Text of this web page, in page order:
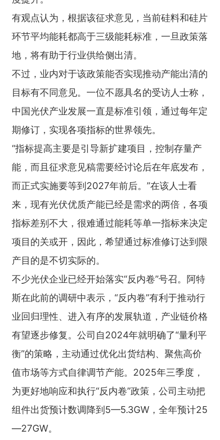
有观点认为，根据该征求意见，当前硅料和硅片
环节平均能耗都高于三级能耗标准，一旦政策落
地，将有助于行业供给侧出清。
不过，业内对于该政策能否实现推动产能出清的
目标有不同意见。一位不愿具名的受访人士称，
中国光伏产业发展一直是标准引领，通过每年定
期修订，实现各项指标的世界领先。
“指标提高主要是引导新扩建项目，控制存量产
能，而且征求意见稿需要经讨论后在年底发布，
而正式实施要等到2027年前后。”在该人士看
来，现有光伏优质产能已经是需求的两倍，各项
指标差别不大，很难通过能耗等单一指标来决定
项目的关或开，因此，希望通过标准修订达到限
产目的是不切实际的。
不少光伏企业已经开始落实“反内卷”号召。阿特
斯在此前的调研中表示，“反内卷”有利于推动行
业回归理性、进入有序的发展轨道，产业链价格
有望逐步修复。公司自2024年就明确了“量利平
衡”的策略，主动通过优化出货结构、聚焦高价
值市场等方式自律调节产能。2025年三季度，
为更好地响应和执行“反内卷”政策，公司主动把
组件出货预计数调降到5—5.3GW，全年预计25
—27GW。